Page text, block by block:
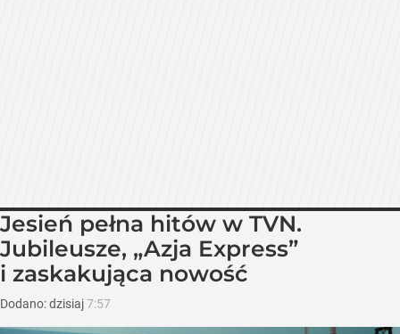
Jesień pełna hitów w TVN.
Jubileusze, „Azja Express”
i zaskakująca nowość
Dodano:dzisiaj7:57